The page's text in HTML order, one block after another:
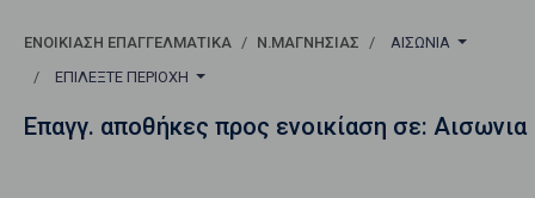
ΕΝΟΙΚΊΑΣΗ ΕΠΑΓΓΕΛΜΑΤΙΚΆ Ν.ΜΑΓΝΗΣΙΑΣ
ΑΙΣΩΝΙΑ
ΕΠΙΛΈΞΤΕ ΠΕΡΙΟΧΉ
Επαγγ. αποθήκες προς ενοικίαση σε: Αισωνια